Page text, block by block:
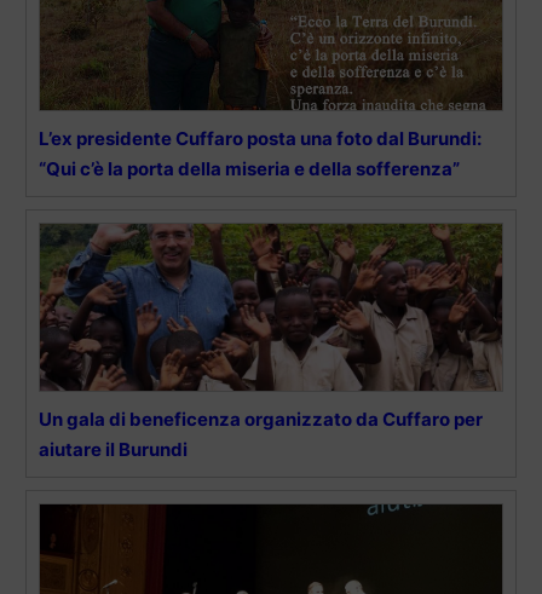
L’ex presidente Cuffaro posta una foto dal Burundi:
“Qui c’è la porta della miseria e della sofferenza”
Un gala di beneficenza organizzato da Cuffaro per
aiutare il Burundi